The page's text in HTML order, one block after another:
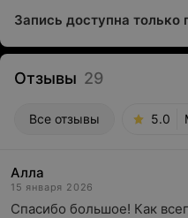
Запись доступна только
Отзывы 29
Все отзывы 5.0
Алла
15 января 2026
Спасибо большое! Как